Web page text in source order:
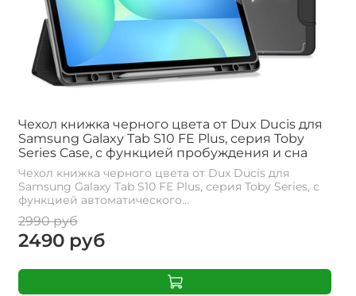
Чехол книжка черного цвета от Dux Ducis для
Samsung Galaxy Tab S10 FE Plus, серия Toby
Series Case, с функцией пробуждения и сна
Чехол книжка черного цвета от Dux Ducis для
Samsung Galaxy Tab S10 FE Plus, серия Toby Series, с
функцией автоматического...
2990 руб
2490 руб